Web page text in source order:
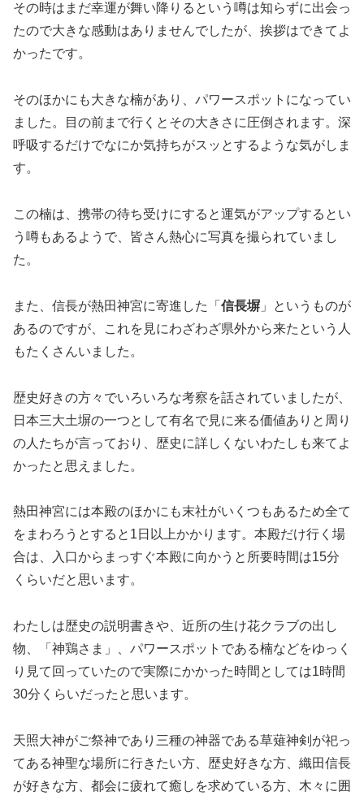
その時はまだ幸運が舞い降りるという噂は知らずに出会っ
たので大きな感動はありませんでしたが、挨拶はできてよ
かったです。
そのほかにも大きな楠があり、パワースポットになってい
ました。目の前まで行くとその大きさに圧倒されます。深
呼吸するだけでなにか気持ちがスッとするような気がしま
す。
この楠は、携帯の待ち受けにすると運気がアップするとい
う噂もあるようで、皆さん熱心に写真を撮られていまし
た。
また、信長が熱田神宮に寄進した「 信長塀 」というものが
あるのですが、これを見にわざわざ県外から来たという人
もたくさんいました。
歴史好きの方々でいろいろな考察を話されていましたが、
日本三大土塀の一つとして有名で見に来る価値ありと周り
の人たちが言っており、歴史に詳しくないわたしも来てよ
かったと思えました。
熱田神宮には本殿のほかにも末社がいくつもあるため全て
をまわろうとすると1日以上かかります。本殿だけ行く場
合は、入口からまっすぐ本殿に向かうと所要時間は15分
くらいだと思います。
わたしは歴史の説明書きや、近所の生け花クラブの出し
物、「神鶏さま」、パワースポットである楠などをゆっく
り見て回っていたので実際にかかった時間としては1時間
30分くらいだったと思います。
天照大神がご祭神であり三種の神器である草薙神剣が祀っ
てある神聖な場所に行きたい方、歴史好きな方、織田信長
が好きな方、都会に疲れて癒しを求めている方、木々に囲